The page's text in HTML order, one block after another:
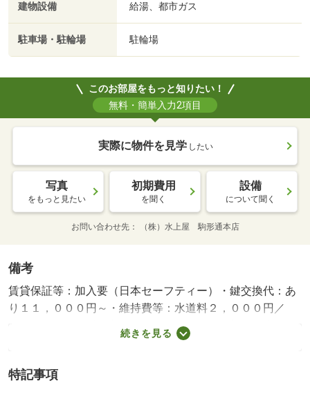
建物設備 給湯、都市ガス
駐車場・駐輪場 駐輪場
このお部屋をもっと知りたい！
無料・簡単入力2項目
実際に物件を見学 したい
写真
をもっと見たい
初期費用
を聞く
設備
について聞く
お問い合わせ先 （株）水上屋 駒形通本店
備考
賃貸保証等：加入要（日本セーフティー）・鍵交換代：あ
り１１，０００円～・維持費等：水道料２，０００円／
月・コストに敏感な方のスマートチョイス。礼金敷金（保
証金）０円。自転車通勤者に便利な駐輪場完備だから、自
介手数料：１ヶ月/退去時清算金 50000円
続きを見る
特記事項